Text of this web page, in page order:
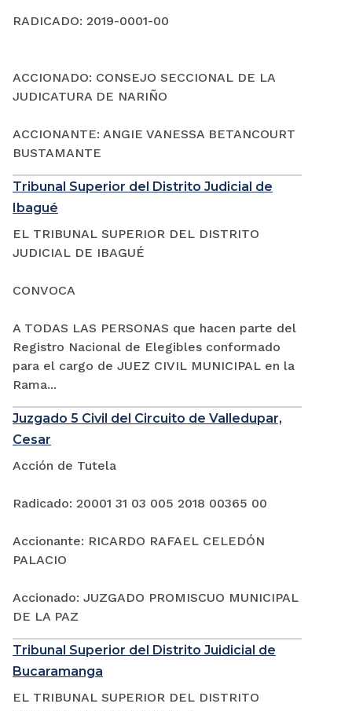
RADICADO: 2019-0001-00
ACCIONADO: CONSEJO SECCIONAL DE LA
JUDICATURA DE NARIÑO
ACCIONANTE: ANGIE VANESSA BETANCOURT
BUSTAMANTE
Tribunal Superior del Distrito Judicial de
Ibagué
EL TRIBUNAL SUPERIOR DEL DISTRITO
JUDICIAL DE IBAGUÉ
CONVOCA
A TODAS LAS PERSONAS que hacen parte del
Registro Nacional de Elegibles conformado
para el cargo de JUEZ CIVIL MUNICIPAL en la
Rama...
Juzgado 5 Civil del Circuito de Valledupar,
Cesar
Acción de Tutela
Radicado: 20001 31 03 005 2018 00365 00
Accionante: RICARDO RAFAEL CELEDÓN
PALACIO
Accionado: JUZGADO PROMISCUO MUNICIPAL
DE LA PAZ
Tribunal Superior del Distrito Juidicial de
Bucaramanga
EL TRIBUNAL SUPERIOR DEL DISTRITO